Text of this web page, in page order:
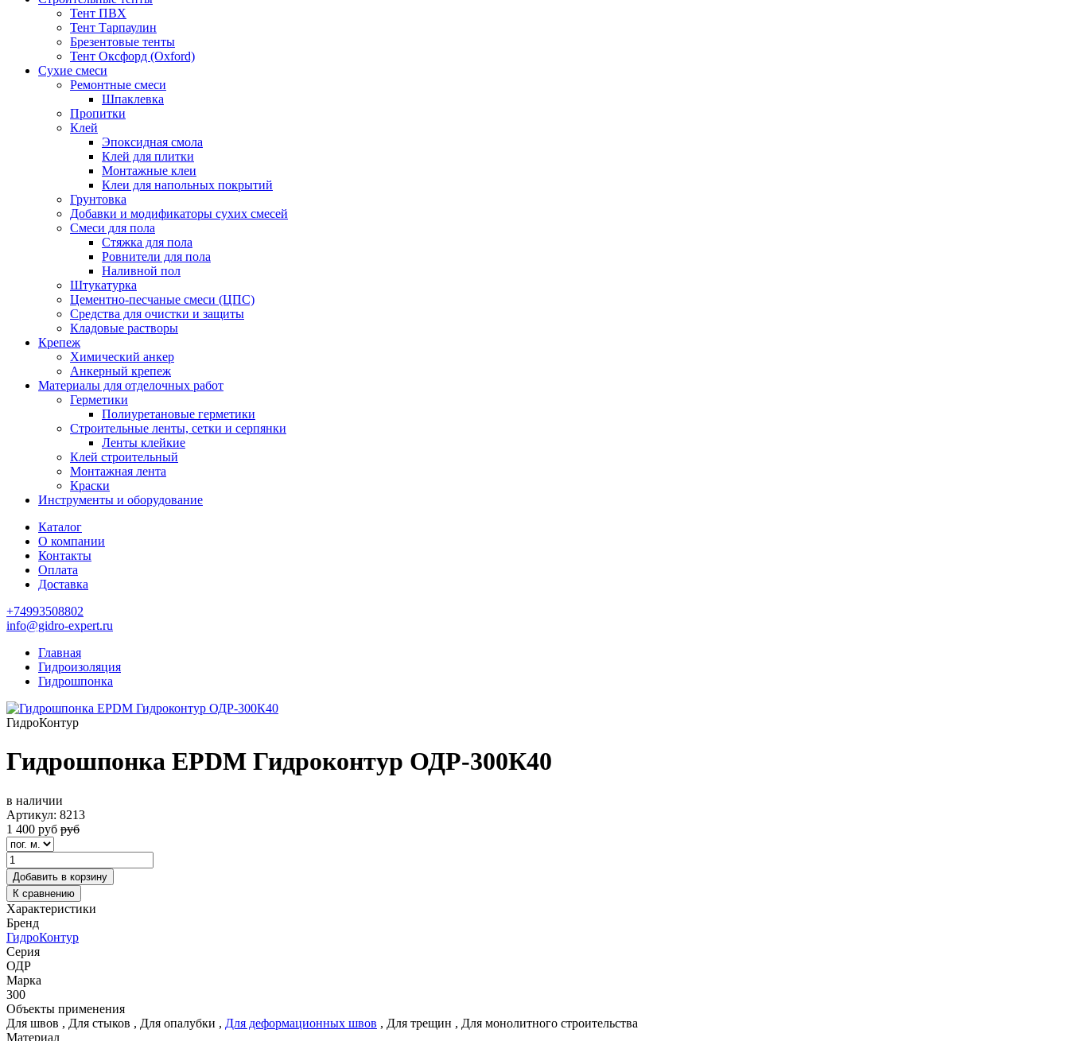
Тент ПВХ
Тент Тарпаулин
Брезентовые тенты
Тент Оксфорд (Oxford)
Сухие смеси
Ремонтные смеси
Шпаклевка
Пропитки
Клей
Эпоксидная смола
Клей для плитки
Монтажные клеи
Клеи для напольных покрытий
Грунтовка
Добавки и модификаторы сухих смесей
Смеси для пола
Стяжка для пола
Ровнители для пола
Наливной пол
Штукатурка
Цементно-песчаные смеси (ЦПС)
Средства для очистки и защиты
Кладовые растворы
Крепеж
Химический анкер
Анкерный крепеж
Материалы для отделочных работ
Герметики
Полиуретановые герметики
Строительные ленты, сетки и серпянки
Ленты клейкие
Клей строительный
Монтажная лента
Краски
Инструменты и оборудование
Каталог
О компании
Контакты
Оплата
Доставка
+74993508802
info@gidro-expert.ru
Главная
Гидроизоляция
Гидрошпонка
ГидроКонтур
Гидрошпонка EPDM Гидроконтур ОДР-300К40
в наличии
Артикул: 8213
1 400 руб руб
Добавить в корзину
К сравнению
Характеристики
Бренд
ГидроКонтур
Серия
ОДР
Марка
300
Объекты применения
Для швов , Для стыков , Для опалубки , Для деформационных швов , Для трещин , Для монолитного строительства
Материал